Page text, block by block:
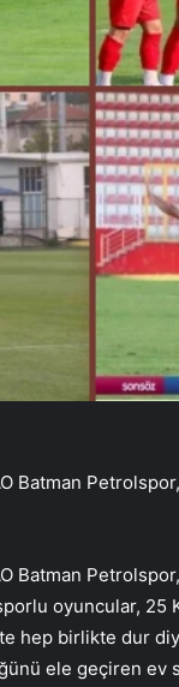
Batman
Batman
oyuncular, 25
hep birlikte dur
ele geçiren